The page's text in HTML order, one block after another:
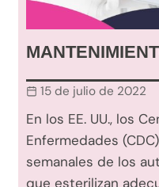
15 de julio de 2022
En los EE. UU., los
Enfermedades
semanales de los
que esterilizan